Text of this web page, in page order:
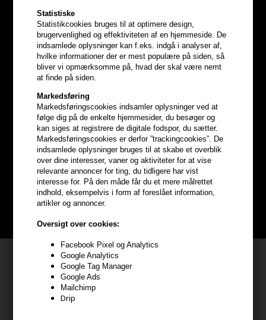
Statistiske
Statistikcookies bruges til at optimere design,
brugervenlighed og effektiviteten af en hjemmeside. De
indsamlede oplysninger kan f.eks. indgå i analyser af,
hvilke informationer der er mest populære på siden, så
bliver vi opmærksomme på, hvad der skal være nemt
at finde på siden.
Markedsføring
Markedsføringscookies indsamler oplysninger ved at
følge dig på de enkelte hjemmesider, du besøger og
kan siges at registrere de digitale fodspor, du sætter.
Markedsføringscookies er derfor ”trackingcookies”. De
indsamlede oplysninger bruges til at skabe et overblik
over dine interesser, vaner og aktiviteter for at vise
relevante annoncer for ting, du tidligere har vist
interesse for. På den måde får du et mere målrettet
indhold, eksempelvis i form af foreslået information,
artikler og annoncer.
Oversigt over cookies:
Facebook Pixel og Analytics
Google Analytics
Google Tag Manager
Google Ads
Mailchimp
Drip
Optjen5% bonuskronerpå
hele din ordre
Bliv helt gratis en del af vores kundeklub og optjen rabatter når du
handler
Kundeservice
Frisenborgvej 6A